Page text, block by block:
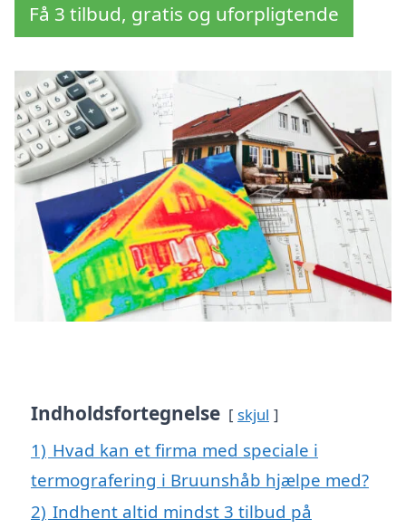
Få 3 tilbud, gratis og uforpligtende
Indholdsfortegnelse skjul
1) Hvad kan et firma med speciale i
termografering i Bruunshåb hjælpe med?
2) Indhent altid mindst 3 tilbud på